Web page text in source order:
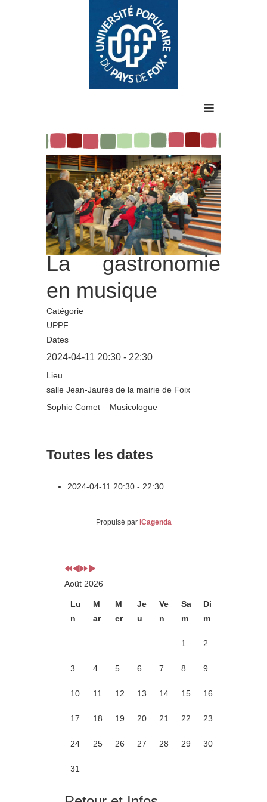
≡
La gastronomie
en musique
Catégorie
UPPF
Dates
2024-04-11 20:30 - 22:30
Lieu
salle Jean-Jaurès de la mairie de Foix
Sophie Comet – Musicologue
Toutes les dates
2024-04-11 20:30 - 22:30
Propulsé par iCagenda
AnnéeMoisAnnée
Mois
Août 2026
Lu
n
M
ar
M
er
Je
u
Ve
n
Sa
m
Di
m
1 2
3 4 5 6 7 8 9
10 11 12 13 14 15 16
17 18 19 20 21 22 23
24 25 26 27 28 29 30
31